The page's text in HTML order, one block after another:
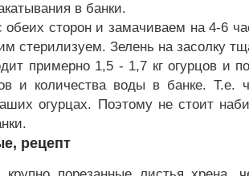
в банки.
сторон и замачиваем на 4-6
стерилизуем. Зелень на засолку
примерно 1,5 - 1,7 кг огурцов и
и количества воды в банке.
огурцах. Поэтому не стоит
рецепт